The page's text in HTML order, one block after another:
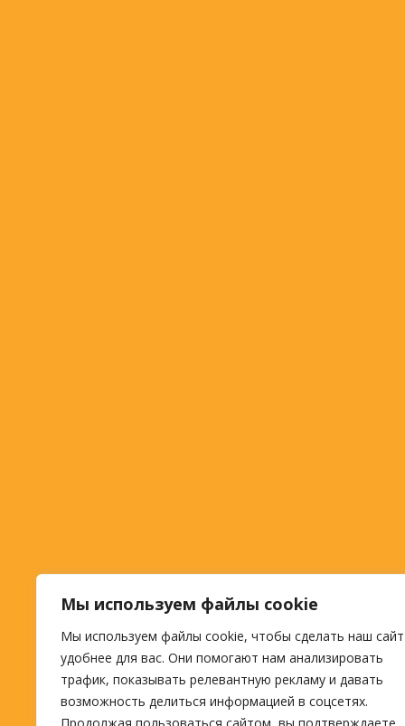
Мы используем файлы cookie
Мы используем файлы cookie, чтобы сделать наш сайт
удобнее для вас. Они помогают нам анализировать
трафик, показывать релевантную рекламу и давать
возможность делиться информацией в соцсетях.